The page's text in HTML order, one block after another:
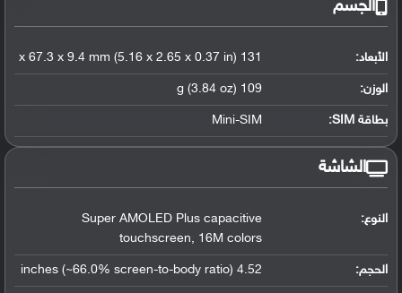
الجسم
الأبعاد: 131 x 67.3 x 9.4 mm (5.16 x 2.65 x 0.37 in)
الوزن: 109 g (3.84 oz)
بطاقة SIM: Mini-SIM
الشاشة
النوع:
Super AMOLED Plus capacitive
touchscreen, 16M colors
الحجم: 4.52 inches (~66.0% screen-to-body ratio)